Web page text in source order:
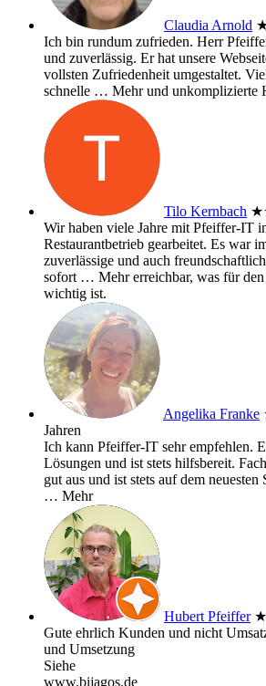
Claudia Arnold
Ich bin rundum zufrieden. Herr
und zuverlässig. Er hat unsere
vollsten Zufriedenheit umgestaltet.
schnelle … Mehrund unkomplizierte
Tilo Kernbach
Wir haben viele Jahre mit Pfeiffer-IT
Restaurantbetrieb gearbeitet. Es war
zuverlässige und auch
sofort … Mehrerreichbar, was für
wichtig ist.
Angelika Franke
Jahren
Ich kann Pfeiffer-IT sehr empfehlen.
Lösungen und ist stets hilfsbereit.
gut aus und ist stets auf dem neuesten
… Mehr
Hubert Pfeiffer
Gute ehrlich Kunden und nicht
und Umsetzung
Siehe
www.bijagos.de